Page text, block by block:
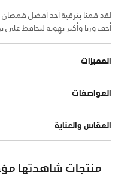
لقد قمنا بترقية أحد أفضل قمصان
أخف وزنا وأكثر تهوية ليحافظ على
المميزات
المواصفات
المقاس والعناية
منتجات شاهدتها